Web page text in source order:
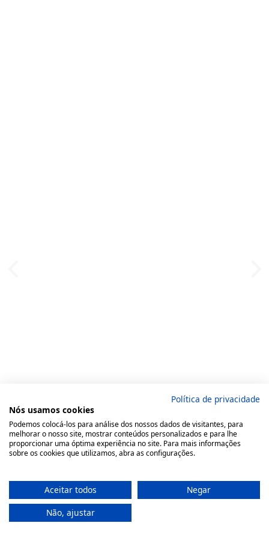
Política de privacidade
Nós usamos cookies
Podemos colocá-los para análise dos nossos dados de visitantes, para
melhorar o nosso site, mostrar conteúdos personalizados e para lhe
proporcionar uma óptima experiência no site. Para mais informações
sobre os cookies que utilizamos, abra as configurações.
Aceitar todos
Negar
Não, ajustar